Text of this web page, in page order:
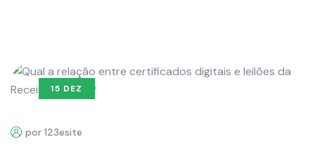
15 DEZ
por 123esite